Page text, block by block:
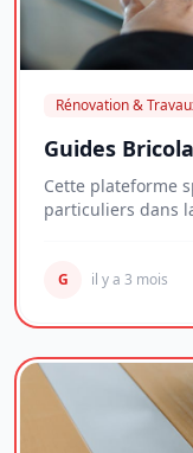
Rénovation &
Guides
Cette plateforme
particuliers dans
G il y a 3 mois